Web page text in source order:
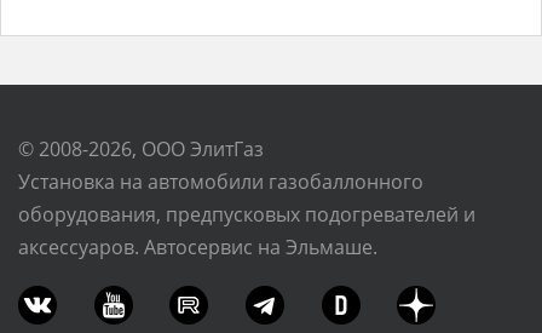
© 2008-2026, ООО ЭлитГаз
Установка на автомобили газобаллонного
оборудования, предпусковых подогревателей и
аксессуаров. Автосервис на Эльмаше.